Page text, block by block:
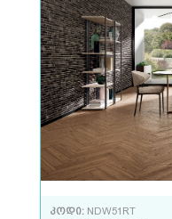
კოდი: NDW51RT